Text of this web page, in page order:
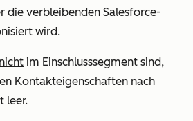
die verbleibenden Salesforce-
wird.
nicht im Einschlusssegment sind,
Kontakteigenschaften nach
leer.